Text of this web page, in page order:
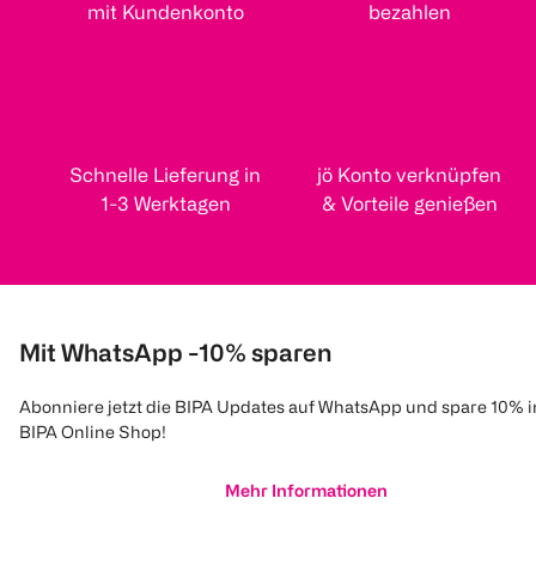
mit Kundenkonto
bezahlen
Schnelle Lieferung in
1-3 Werktagen
jö Konto verknüpfen
& Vorteile genießen
Mit WhatsApp -10% sparen
Abonniere jetzt die BIPA Updates auf WhatsApp und spare 10%
BIPA Online Shop!
Mehr Informationen